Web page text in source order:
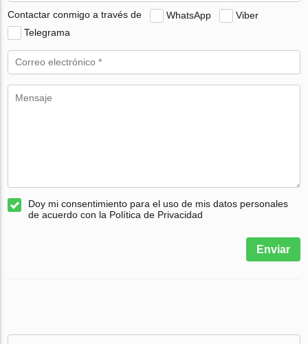
Contactar conmigo a través de WhatsApp
Viber
Telegrama
Doy mi consentimiento para el uso de mis datos personales
de acuerdo con la Política de Privacidad
Enviar